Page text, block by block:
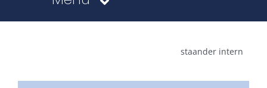
staander intern